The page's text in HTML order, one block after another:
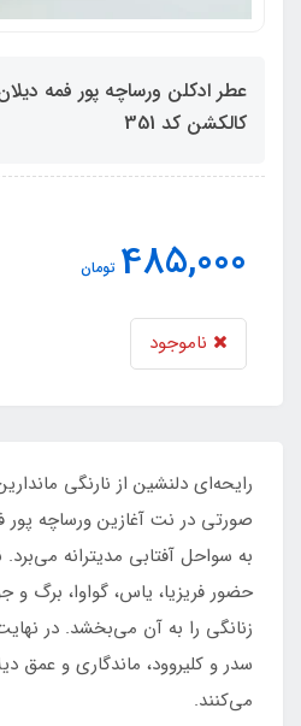
عطر ادکلن ورساچه پور فمه دیلان
کالکشن کد 351
485,000 تومان
ناموجود
رایحه‌ای دلنشین از نارنگی
صورتی در نت آغازین ورساچه پور
به سواحل آفتابی مدیترانه
حضور فریزیا، یاس، گواوا، برگ و
زنانگی را به آن می‌بخشد. در
سدر و کلیروود، ماندگاری و عمق
می‌کنند.